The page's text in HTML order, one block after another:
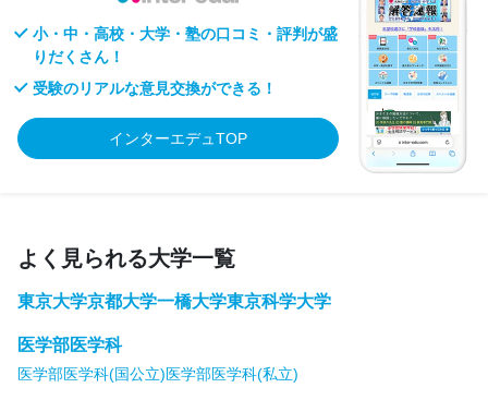
小・中・高校・大学・塾の口コミ・評判が盛
りだくさん！
受験のリアルな意見交換ができる！
インターエデュTOP
よく見られる大学一覧
東京大学京都大学一橋大学東京科学大学
医学部医学科
医学部医学科(国公立)医学部医学科(私立)